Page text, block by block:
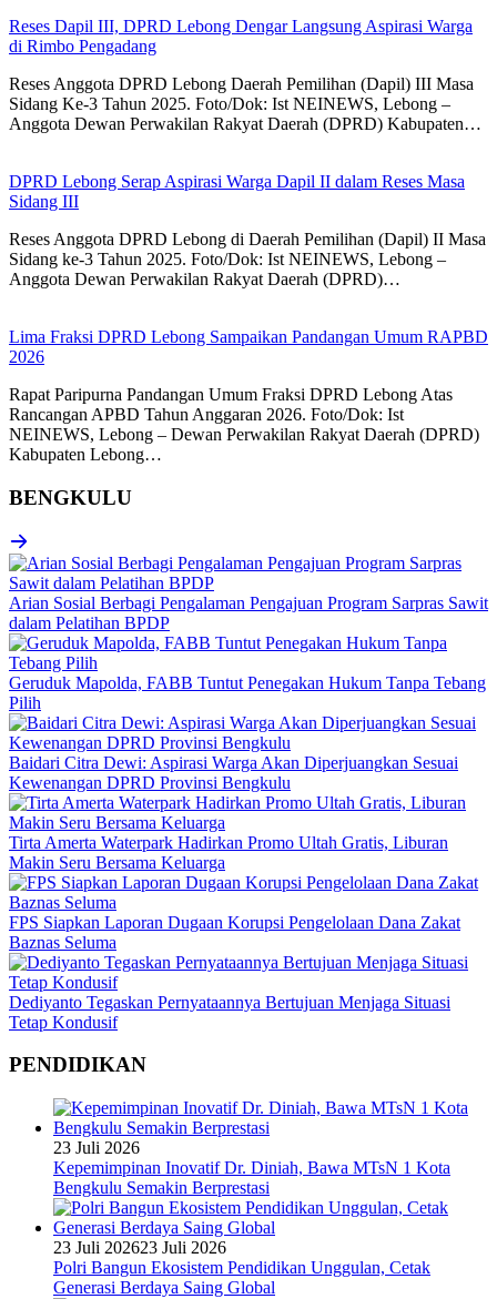
Reses Dapil III, DPRD Lebong Dengar Langsung Aspirasi Warga
di Rimbo Pengadang
Reses Anggota DPRD Lebong Daerah Pemilihan (Dapil) III Masa
Sidang Ke-3 Tahun 2025. Foto/Dok: Ist NEINEWS, Lebong –
Anggota Dewan Perwakilan Rakyat Daerah (DPRD) Kabupaten…
DPRD Lebong Serap Aspirasi Warga Dapil II dalam Reses Masa
Sidang III
Reses Anggota DPRD Lebong di Daerah Pemilihan (Dapil) II Masa
Sidang ke-3 Tahun 2025. Foto/Dok: Ist NEINEWS, Lebong –
Anggota Dewan Perwakilan Rakyat Daerah (DPRD)…
Lima Fraksi DPRD Lebong Sampaikan Pandangan Umum RAPBD
2026
Rapat Paripurna Pandangan Umum Fraksi DPRD Lebong Atas
Rancangan APBD Tahun Anggaran 2026. Foto/Dok: Ist
NEINEWS, Lebong – Dewan Perwakilan Rakyat Daerah (DPRD)
Kabupaten Lebong…
BENGKULU
Arian Sosial Berbagi Pengalaman Pengajuan Program Sarpras Sawit
dalam Pelatihan BPDP
Geruduk Mapolda, FABB Tuntut Penegakan Hukum Tanpa Tebang
Pilih
Baidari Citra Dewi: Aspirasi Warga Akan Diperjuangkan Sesuai
Kewenangan DPRD Provinsi Bengkulu
Tirta Amerta Waterpark Hadirkan Promo Ultah Gratis, Liburan
Makin Seru Bersama Keluarga
FPS Siapkan Laporan Dugaan Korupsi Pengelolaan Dana Zakat
Baznas Seluma
Dediyanto Tegaskan Pernyataannya Bertujuan Menjaga Situasi
Tetap Kondusif
PENDIDIKAN
23 Juli 2026
Kepemimpinan Inovatif Dr. Diniah, Bawa MTsN 1 Kota
Bengkulu Semakin Berprestasi
23 Juli 202623 Juli 2026
Polri Bangun Ekosistem Pendidikan Unggulan, Cetak
Generasi Berdaya Saing Global